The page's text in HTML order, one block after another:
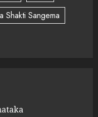
Shakti Sangema